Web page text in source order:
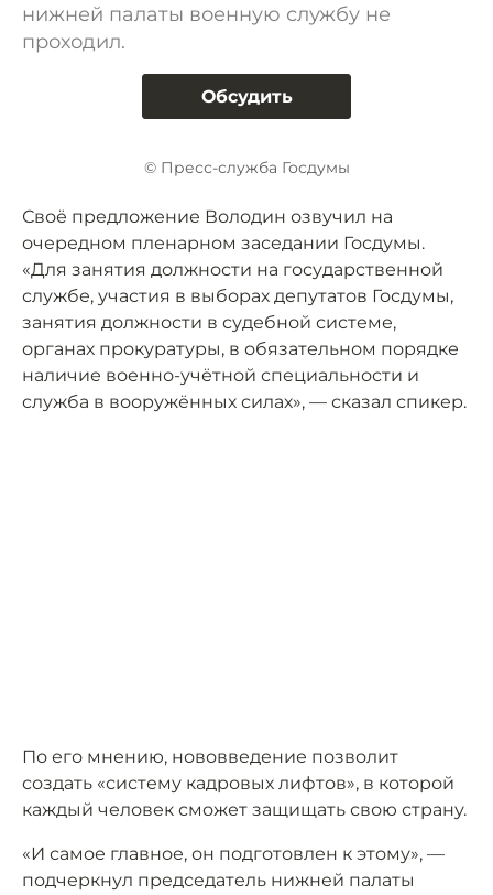
нижней палаты военную службу не
проходил.
Обсудить
© Пресс-служба Госдумы
Своё предложение Володин озвучил на
очередном пленарном заседании Госдумы.
«Для занятия должности на государственной
службе, участия в выборах депутатов Госдумы,
занятия должности в судебной системе,
органах прокуратуры, в обязательном порядке
наличие военно-учётной специальности и
служба в вооружённых силах», — сказал спикер.
По его мнению, нововведение позволит
создать «систему кадровых лифтов», в которой
каждый человек сможет защищать свою страну.
«И самое главное, он подготовлен к этому», —
подчеркнул председатель нижней палаты